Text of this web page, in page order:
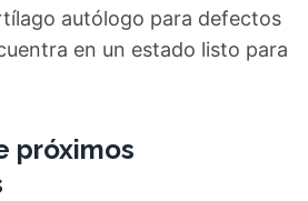
autólogo para defectos
en un estado listo para
próximos